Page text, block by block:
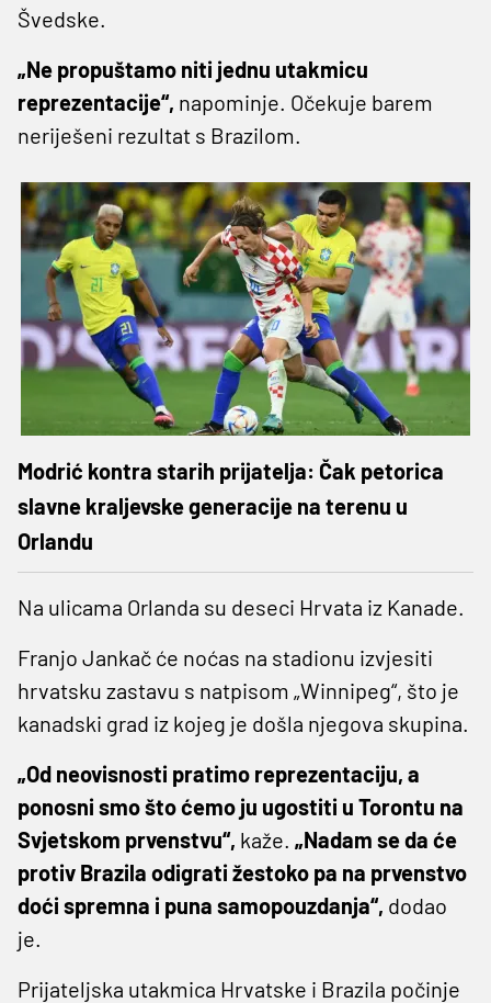
Švedske.
„Ne propuštamo niti jednu utakmicu
reprezentacije“, napominje. Očekuje barem
neriješeni rezultat s Brazilom.
Modrić kontra starih prijatelja: Čak petorica
slavne kraljevske generacije na terenu u
Orlandu
Na ulicama Orlanda su deseci Hrvata iz Kanade.
Franjo Jankač će noćas na stadionu izvjesiti
hrvatsku zastavu s natpisom „Winnipeg“, što je
kanadski grad iz kojeg je došla njegova skupina.
„Od neovisnosti pratimo reprezentaciju, a
ponosni smo što ćemo ju ugostiti u Torontu na
Svjetskom prvenstvu“, kaže. „Nadam se da će
protiv Brazila odigrati žestoko pa na prvenstvo
doći spremna i puna samopouzdanja“, dodao
je.
Prijateljska utakmica Hrvatske i Brazila počinje